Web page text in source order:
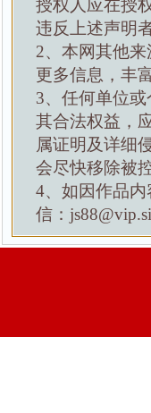
授权人应在授
违反上述声明
2、本网其他
更多信息，丰
3、任何单位
其合法权益，
属证明及详细
会尽快移除被
4、如因作品
信：